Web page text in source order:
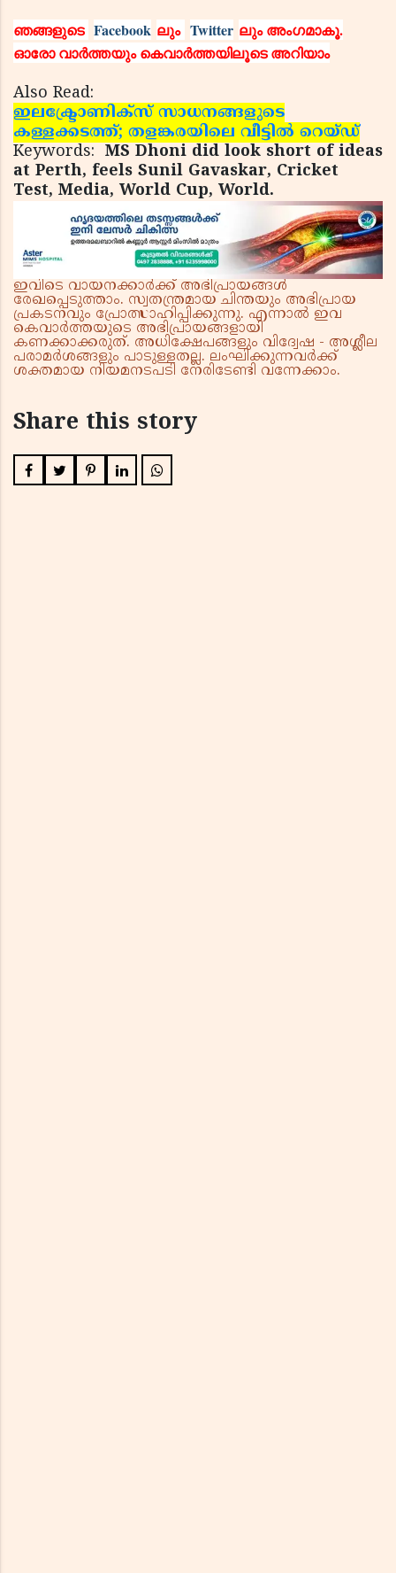
ഞങ്ങളുടെ Facebook ലും Twitter ലും അംഗമാകൂ.
ഓരോ വാര്‍ത്തയും കെവാര്‍ത്തയിലൂടെ അറിയാം
Also Read:
ഇലക്ട്രോണിക്‌സ് സാധനങ്ങളുടെ
കള്ളക്കടത്ത്; തളങ്കരയിലെ വീട്ടില്‍ റെയ്ഡ്
Keywords: MS Dhoni did look short of ideas
at Perth, feels Sunil Gavaskar, Cricket
Test, Media, World Cup, World.
ഇവിടെ വായനക്കാർക്ക് അഭിപ്രായങ്ങൾ
രേഖപ്പെടുത്താം. സ്വതന്ത്രമായ ചിന്തയും അഭിപ്രായ
പ്രകടനവും പ്രോത്സാഹിപ്പിക്കുന്നു. എന്നാൽ ഇവ
കെവാർത്തയുടെ അഭിപ്രായങ്ങളായി
കണക്കാക്കരുത്. അധിക്ഷേപങ്ങളും വിദ്വേഷ - അശ്ലീല
പരാമർശങ്ങളും പാടുള്ളതല്ല. ലംഘിക്കുന്നവർക്ക്
ശക്തമായ നിയമനടപടി നേരിടേണ്ടി വന്നേക്കാം.
Share this story